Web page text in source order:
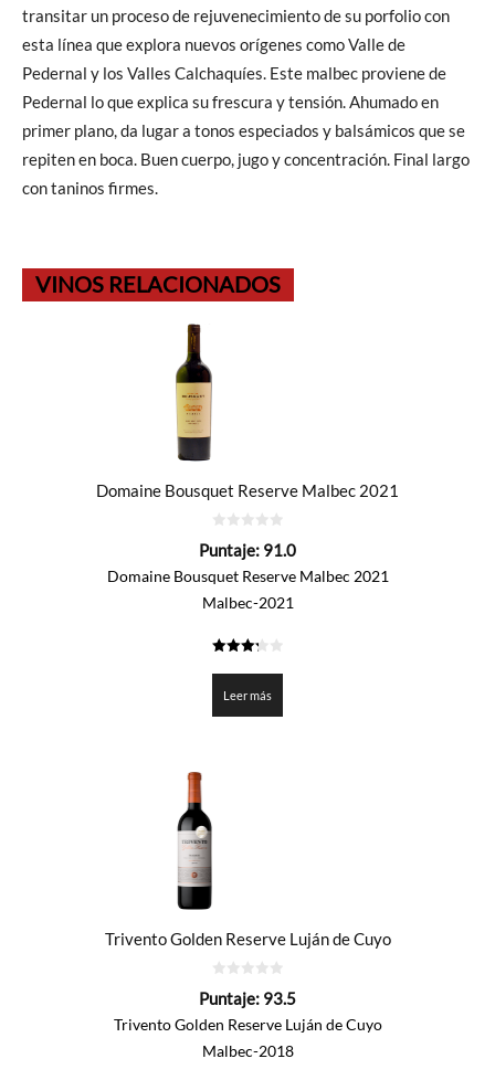
transitar un proceso de rejuvenecimiento de su porfolio con
esta línea que explora nuevos orígenes como Valle de
Pedernal y los Valles Calchaquíes. Este malbec proviene de
Pedernal lo que explica su frescura y tensión. Ahumado en
primer plano, da lugar a tonos especiados y balsámicos que se
repiten en boca. Buen cuerpo, jugo y concentración. Final largo
con taninos firmes.
VINOS RELACIONADOS
Domaine Bousquet Reserve Malbec 2021
de
Puntaje: 91.0
Domaine Bousquet Reserve Malbec 2021
Malbec-2021
Leer más
Trivento Golden Reserve Luján de Cuyo
de
Puntaje: 93.5
Trivento Golden Reserve Luján de Cuyo
Malbec-2018